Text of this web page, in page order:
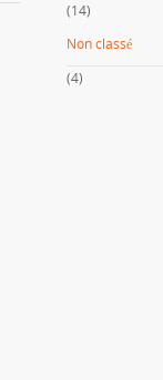
(14)
Non classé
(4)